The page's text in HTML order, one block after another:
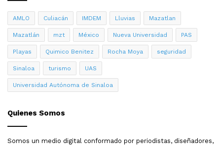
AMLO Culiacán IMDEM Lluvias Mazatlan
Mazatlán mzt México Nueva Universidad PAS
Playas Quimico Benitez Rocha Moya seguridad
Sinaloa turismo UAS
Universidad Autónoma de Sinaloa
Quienes Somos
Somos un medio digital conformado por periodistas, diseñadores,